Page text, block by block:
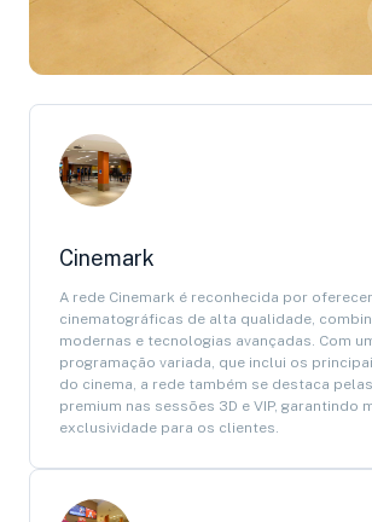
Cinemark
A rede Cinemark é reconhecida por
cinematográficas de alta qualidade,
modernas e tecnologias avançadas. Com
programação variada, que inclui os
do cinema, a rede também se destaca
premium nas sessões 3D e VIP, garantindo
exclusividade para os clientes.